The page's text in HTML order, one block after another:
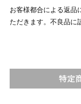
お客様都合による返品
ただきます。不良品に
特定